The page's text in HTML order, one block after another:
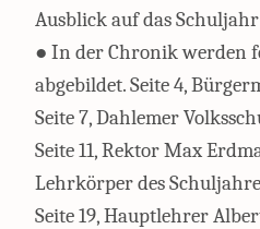
Ausblick auf das Schuljahr
● In der Chronik werden
abgebildet. Seite 4,
Seite 7, Dahlemer
Seite 11, Rektor Max
Lehrkörper des
Seite 19, Hauptlehrer